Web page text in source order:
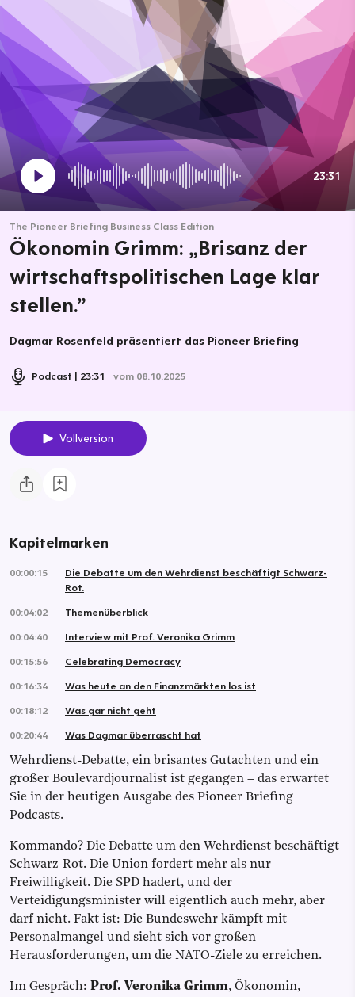
23:31
The Pioneer Briefing Business Class Edition
Ökonomin Grimm: „Brisanz der
wirtschaftspolitischen Lage klar
stellen.”
Dagmar Rosenfeld präsentiert das Pioneer Briefing
Podcast 23:31 vom 08.10.2025
Vollversion
Kapitelmarken
00:00:15
Die Debatte um den Wehrdienst beschäftigt Schwarz-
Rot.
00:04:02
Themenüberblick
00:04:40
Interview mit Prof. Veronika Grimm
00:15:56
Celebrating Democracy
00:16:34
Was heute an den Finanzmärkten los ist
00:18:12
Was gar nicht geht
00:20:44
Was Dagmar überrascht hat
Wehrdienst-Debatte, ein brisantes Gutachten und ein
großer Boulevardjournalist ist gegangen – das erwartet
Sie in der heutigen Ausgabe des Pioneer Briefing
Podcasts.
Kommando? Die Debatte um den Wehrdienst beschäftigt
Schwarz-Rot. Die Union fordert mehr als nur
Freiwilligkeit. Die SPD hadert, und der
Verteidigungsminister will eigentlich auch mehr, aber
darf nicht. Fakt ist: Die Bundeswehr kämpft mit
Personalmangel und sieht sich vor großen
Herausforderungen, um die NATO-Ziele zu erreichen.
Im Gespräch: Prof. Veronika Grimm, Ökonomin,